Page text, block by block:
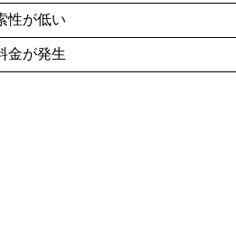
性が低い
金が発生